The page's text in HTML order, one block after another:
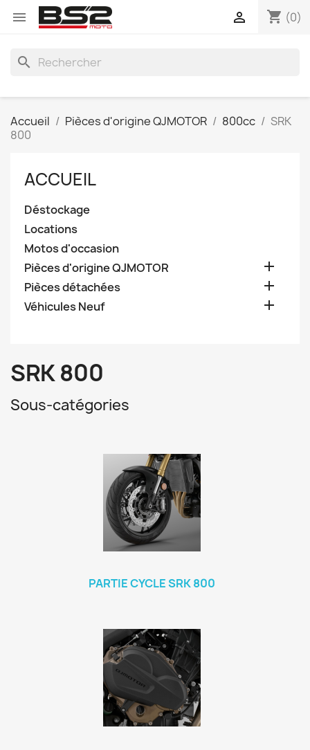
 shopping_cart (0)

search
Accueil Pièces d'origine QJMOTOR 800cc
SRK
800
ACCUEIL
Déstockage
Locations
Motos d'occasion
Pièces d'origine QJMOTOR

Pièces détachées 
Véhicules Neuf 
SRK 800
Sous-catégories
PARTIE CYCLE SRK 800